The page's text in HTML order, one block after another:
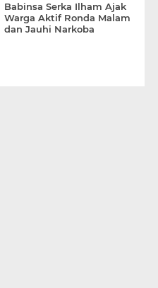
Babinsa Serka Ilham Ajak
Warga Aktif Ronda Malam
dan Jauhi Narkoba